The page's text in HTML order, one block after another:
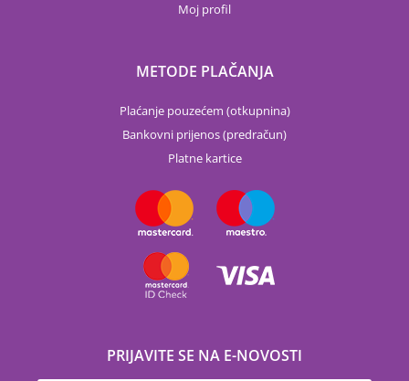
Moj profil
METODE PLAČANJA
Plaćanje pouzećem (otkupnina)
Bankovni prijenos (predračun)
Platne kartice
PRIJAVITE SE NA E-NOVOSTI